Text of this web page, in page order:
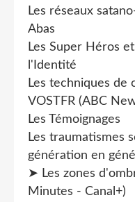
Les réseaux
Abas
Les Super Héros
l'Identité
Les techniques de
VOSTFR (ABC
Les Témoignages
Les traumatismes
génération en
➤ Les zones
Minutes - Canal+)